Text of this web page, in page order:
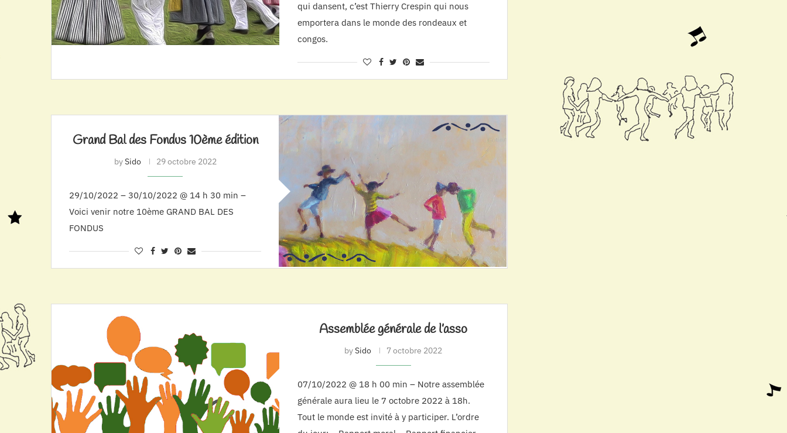
qui dansent, c’est Thierry Crespin qui nous
emportera dans le monde des rondeaux et
congos.
Grand Bal des Fondus 10ème édition
bySido 29 octobre 2022
29/10/2022 – 30/10/2022 @ 14 h 30 min –
Voici venir notre 10ème GRAND BAL DES
FONDUS
Assemblée générale de l’asso
bySido 7 octobre 2022
07/10/2022 @ 18 h 00 min – Notre assemblée
générale aura lieu le 7 octobre 2022 à 18h.
Tout le monde est invité à y participer. L’ordre